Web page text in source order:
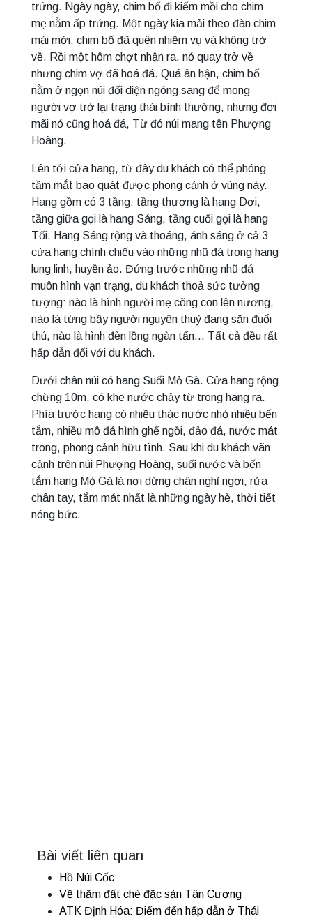
trứng. Ngày ngày, chim bố đi kiếm mồi cho chim
mẹ nằm ấp trứng. Một ngày kia mải theo đàn chim
mái mới, chim bố đã quên nhiệm vụ và không trở
về. Rồi một hôm chợt nhận ra, nó quay trở về
nhưng chim vợ đã hoá đá. Quá ân hận, chim bố
nằm ở ngọn núi đối diện ngóng sang để mong
người vợ trở lại trạng thái bình thường, nhưng đợi
mãi nó cũng hoá đá, Từ đó núi mang tên Phượng
Hoàng.
Lên tới cửa hang, từ đây du khách có thể phóng
tầm mắt bao quát được phong cảnh ở vùng này.
Hang gồm có 3 tầng: tầng thượng là hang Dơi,
tầng giữa gọi là hang Sáng, tầng cuối gọi là hang
Tối. Hang Sáng rộng và thoáng, ánh sáng ở cả 3
cửa hang chính chiếu vào những nhũ đá trong hang
lung linh, huyền ảo. Đứng trước những nhũ đá
muôn hình vạn trạng, du khách thoả sức tưởng
tượng: nào là hình người mẹ cõng con lên nương,
nào là từng bầy người nguyên thuỷ đang săn đuổi
thú, nào là hình đèn lồng ngàn tấn… Tất cả đều rất
hấp dẫn đối với du khách.
Dưới chân núi có hang Suối Mỏ Gà. Cửa hang rộng
chừng 10m, có khe nước chảy từ trong hang ra.
Phía trước hang có nhiều thác nước nhỏ nhiều bến
tắm, nhiều mô đá hình ghế ngồi, đảo đá, nước mát
trong, phong cảnh hữu tình. Sau khi du khách vãn
cảnh trên núi Phượng Hoàng, suối nước và bến
tắm hang Mỏ Gà là nơi dừng chân nghỉ ngơi, rửa
chân tay, tắm mát nhất là những ngày hè, thời tiết
nóng bức.
Bài viết liên quan
Hồ Núi Cốc
Về thăm đất chè đặc sản Tân Cương
ATK Định Hóa: Điểm đến hấp dẫn ở Thái